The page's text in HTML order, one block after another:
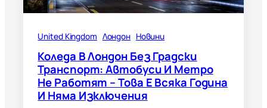
United Kingdom Лондон Новини
Коледа В Лондон Без Градски
Транспорт: Автобуси И Метро
Не Работят – Това Е Всяка Година
И Няма Изключения